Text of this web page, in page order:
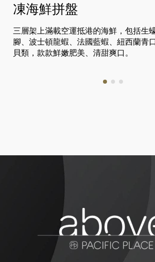
凍海鮮拼盤
三層架上滿載空運抵港的海鮮，包括生
腳、波士頓龍蝦、法國藍蝦、紐西蘭青
貝類，款款鮮嫩肥美、清甜爽口。